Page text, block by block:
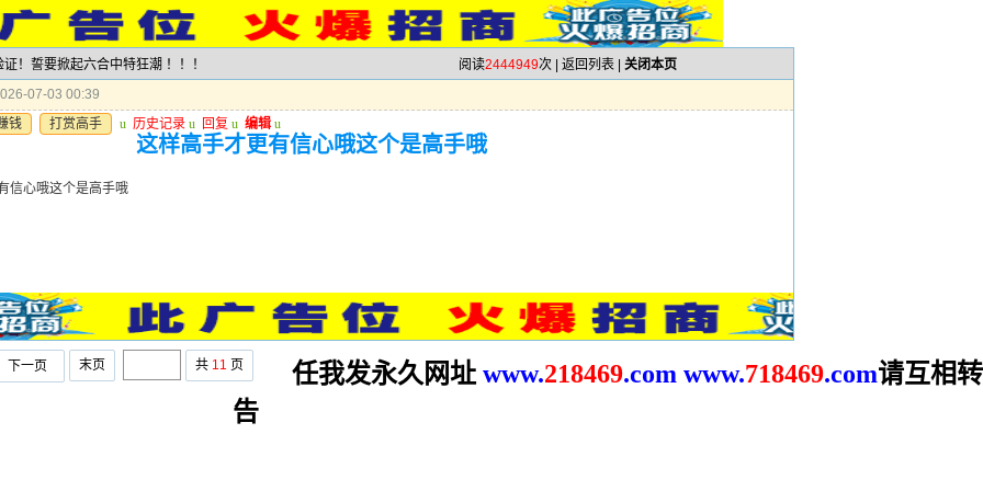
！誓要掀起六合中特狂潮 ！！！ 阅读2444949次 | 返回列表
关闭本页
07-03 00:39
钱
打赏高手 u 历史记录 u 回复 u 编辑 u
这样高手才更有信心哦这个是高手哦
信心哦这个是高手哦
下一页 末页 共 11 页 任我发永久网址 www.218469.com www.718469.com请互相转
告